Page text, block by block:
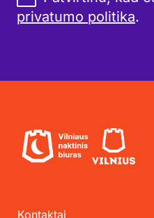
privatumo politika.
Kontaktai